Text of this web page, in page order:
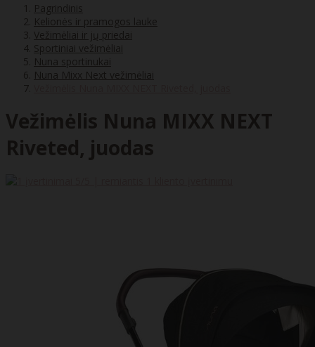
Pagrindinis
Kelionės ir pramogos lauke
Vežimėliai ir jų priedai
Sportiniai vežimėliai
Nuna sportinukai
Nuna Mixx Next vežimėliai
Vežimėlis Nuna MIXX NEXT
Riveted, juodas